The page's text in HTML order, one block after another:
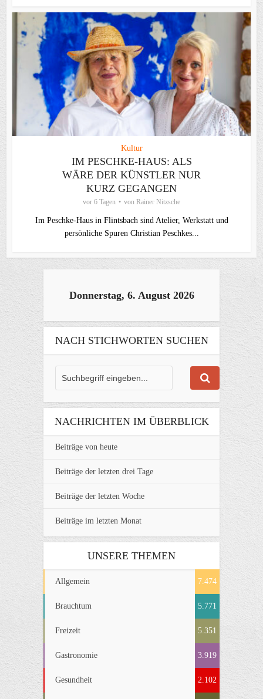
Kultur
IM PESCHKE-HAUS: ALS
WÄRE DER KÜNSTLER NUR
KURZ GEGANGEN
vor 6 Tagen von Rainer Nitzsche
Im Peschke-Haus in Flintsbach sind Atelier, Werkstatt und
persönliche Spuren Christian Peschkes...
Donnerstag, 6. August 2026
NACH STICHWORTEN SUCHEN
NACHRICHTEN IM ÜBERBLICK
Beiträge von heute
Beiträge der letzten drei Tage
Beiträge der letzten Woche
Beiträge im letzten Monat
UNSERE THEMEN
Allgemein 7.474
Brauchtum 5.771
Freizeit 5.351
Gastronomie 3.919
Gesundheit 2.102